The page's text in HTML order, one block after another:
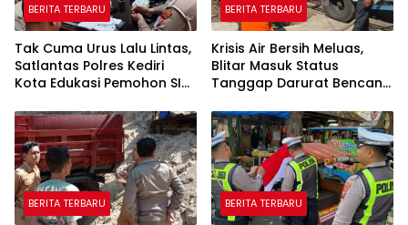
BERITA TERBARU
Tak Cuma Urus Lalu Lintas,
Satlantas Polres Kediri
Kota Edukasi Pemohon SIM
Pelatihan AI
BERITA TERBARU
Krisis Air Bersih Meluas,
Blitar Masuk Status
Tanggap Darurat Bencana
BERITA TERBARU BERITA TERBARU